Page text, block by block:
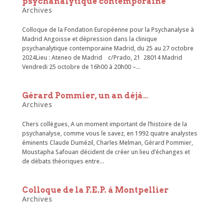
Archives
Colloque de la Fondation Européenne pour la Psychanalyse à
Madrid Angoisse et dépression dans la clinique
psychanalytique contemporaine Madrid, du 25 au 27 octobre
2024Lieu : Ateneo de Madrid c/Prado, 21 28014 Madrid
Vendredi 25 octobre de 16h00 à 20h00 –...
Gérard Pommier, un an déjà…
Archives
Chers collègues, A un moment important de l’histoire de la
psychanalyse, comme vous le savez, en 1992 quatre analystes
éminents Claude Dumézil, Charles Melman, Gérard Pommier,
Moustapha Safouan décident de créer un lieu d’échanges et
de débats théoriques entre...
Colloque de la F.E.P. à Montpellier
Archives